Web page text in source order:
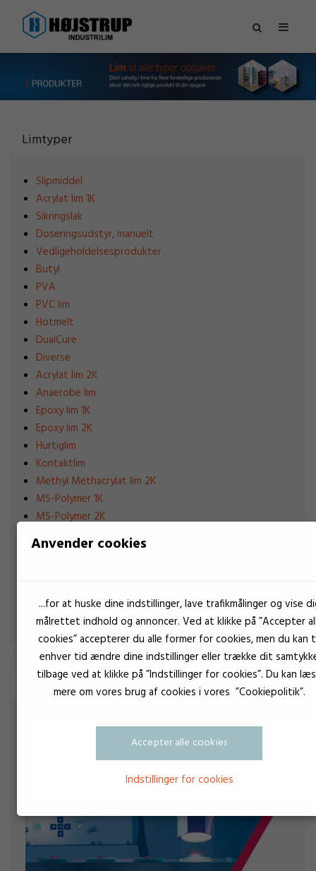
Limtyper
Slipmiddel
Acrylat lim 1K
Sikringslak
Doseringsudstyr, manuelt
Vedligeholdelsesprodukter
Butyl
PVA
PVC lim
Hotmelt
DualCure
Diverse
Acrylat lim 2K
Anaerobe lim
Epoxy lim 1K
Epoxy lim 2K
Hurtiglim
Kontaktlim
Methyl Methacrylat lim 2K
MS-Polymer 1K
MS-Polymer 2K
Polyurethanlim 1K
Polyurethanlim 2K
Silikonelim 2K
UV Lim
Lidt om limtyperne
Anvender cookies
...for at huske dine indstillinger, lave trafikmålinger og vise
målrettet indhold og annoncer. Ved at klikke på ”Accepter
cookies” accepterer du alle former for cookies, men du kan
enhver tid ændre dine indstillinger eller trække dit
tilbage ved at klikke på ”Indstillinger for cookies”. Du kan
mere om vores brug af cookies i vores ”Cookiepolitik”.
Accepter alle cookies
Indstillinger for cookies